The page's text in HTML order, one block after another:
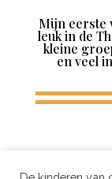
Mijn eerste
leuk in de
kleine
en veel